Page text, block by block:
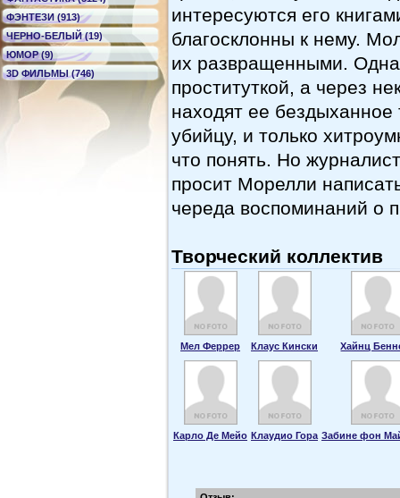
ФЭНТЕЗИ (913)
ЧЕРНО-БЕЛЫЙ (19)
ЮМОР (9)
3D ФИЛЬМЫ (746)
интересуются его
благосклонны к нему.
их развращенными.
проституткой, а через
находят ее
убийцу, и только
что понять. Но
просит Морелли
череда воспоминаний о
Творческий коллектив
Мел Феррер Клаус Кински Хайнц
Карло Де Мейо Клаудио Гора Забине фон